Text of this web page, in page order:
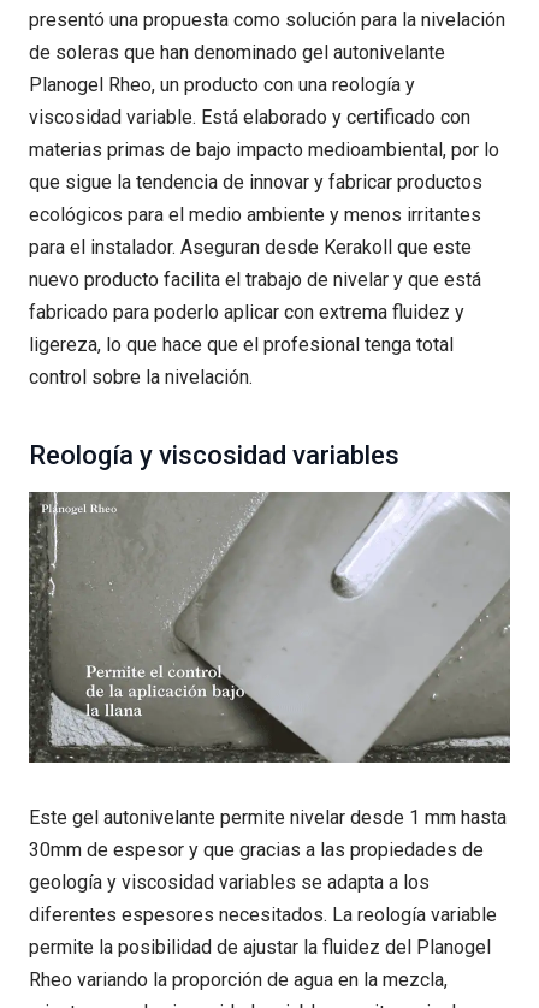
presentó una propuesta como solución para la nivelación
de soleras que han denominado gel autonivelante
Planogel Rheo, un producto con una reología y
viscosidad variable. Está elaborado y certificado con
materias primas de bajo impacto medioambiental, por lo
que sigue la tendencia de innovar y fabricar productos
ecológicos para el medio ambiente y menos irritantes
para el instalador. Aseguran desde Kerakoll que este
nuevo producto facilita el trabajo de nivelar y que está
fabricado para poderlo aplicar con extrema fluidez y
ligereza, lo que hace que el profesional tenga total
control sobre la nivelación.
Reología y viscosidad variables
Este gel autonivelante permite nivelar desde 1 mm hasta
30mm de espesor y que gracias a las propiedades de
geología y viscosidad variables se adapta a los
diferentes espesores necesitados. La reología variable
permite la posibilidad de ajustar la fluidez del Planogel
Rheo variando la proporción de agua en la mezcla,